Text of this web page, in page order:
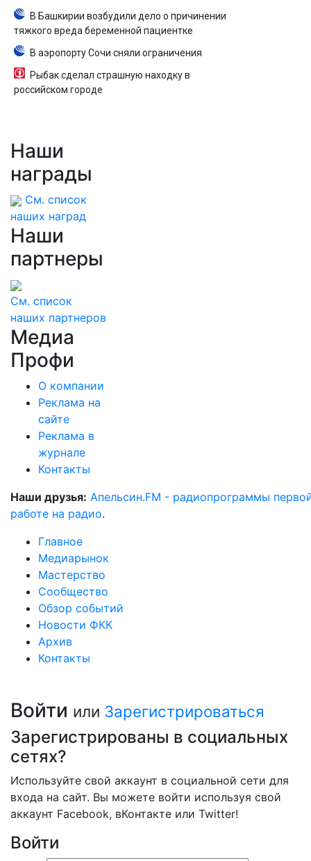
В Башкирии возбудили дело о причинении
тяжкого вреда беременной пациентке
В аэропорту Сочи сняли ограничения
Рыбак сделал страшную находку в
российском городе
Наши
награды
См. список
наших наград
Наши
партнеры
См. список
наших партнеров
Медиа
Профи
О компании
Реклама на
сайте
Реклама в
журнале
Контакты
Наши друзья: Апельсин.FM - радиопрограммы
работе на радио.
Главное
Медиарынок
Мастерство
Сообщество
Обзор событий
Новости ФКК
Архив
Контакты
Войти или Зарегистрироваться
Зарегистрированы в социальных
сетях?
Используйте свой аккаунт в социальной сети для
входа на сайт. Вы можете войти используя свой
аккаунт Facebook, вКонтакте или Twitter!
Войти